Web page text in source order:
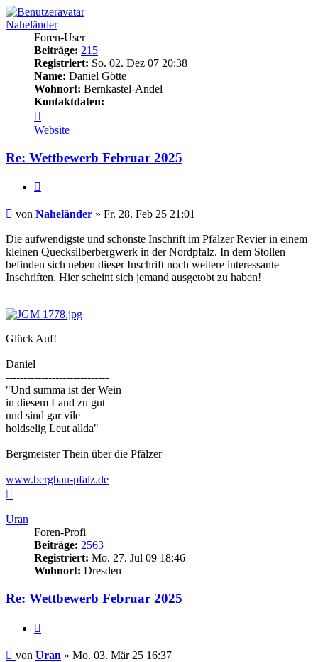
Naheländer
Foren-User
Beiträge: 215
Registriert: So. 02. Dez 07 20:38
Name: Daniel Götte
Wohnort: Bernkastel-Andel
Kontaktdaten:
von
Naheländer
Website
Re: Wettbewerb Februar 2025
Beitrag
von Naheländer » Fr. 28. Feb 25 21:01
Die aufwendigste und schönste Inschrift im Pfälzer Revier in einem
kleinen Quecksilberbergwerk in der Nordpfalz. In dem Stollen
befinden sich neben dieser Inschrift noch weitere interessante
Inschriften. Hier scheint sich jemand ausgetobt zu haben!
Glück Auf!
Daniel
-----------------------------
"Und summa ist der Wein
in diesem Land zu gut
und sind gar vile
holdselig Leut allda"
Bergmeister Thein über die Pfälzer
www.bergbau-pfalz.de
Uran
Foren-Profi
Beiträge: 2563
Registriert: Mo. 27. Jul 09 18:46
Wohnort: Dresden
Re: Wettbewerb Februar 2025
Beitrag
von Uran » Mo. 03. Mär 25 16:37